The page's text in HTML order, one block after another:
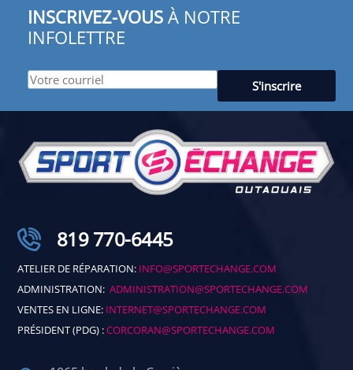
INSCRIVEZ-VOUS À NOTRE
INFOLETTRE
819 770-6445
ATELIER DE RÉPARATION: INFO@SPORTECHANGE.COM
ADMINISTRATION:ADMINISTRATION@SPORTECHANGE.COM
VENTES EN LIGNE: INTERNET@SPORTECHANGE.COM
PRÉSIDENT (PDG) :CORCORAN@SPORTECHANGE.COM